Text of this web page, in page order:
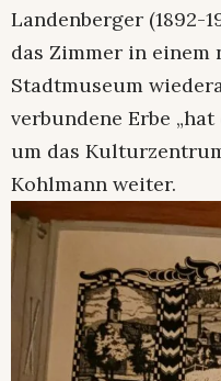
Landenberger (1892-
das Zimmer in
Stadtmuseum
verbundene Erbe
um das
Kohlmann weiter.